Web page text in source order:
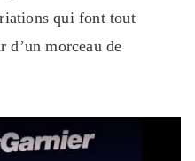
qui font tout
d’un morceau de